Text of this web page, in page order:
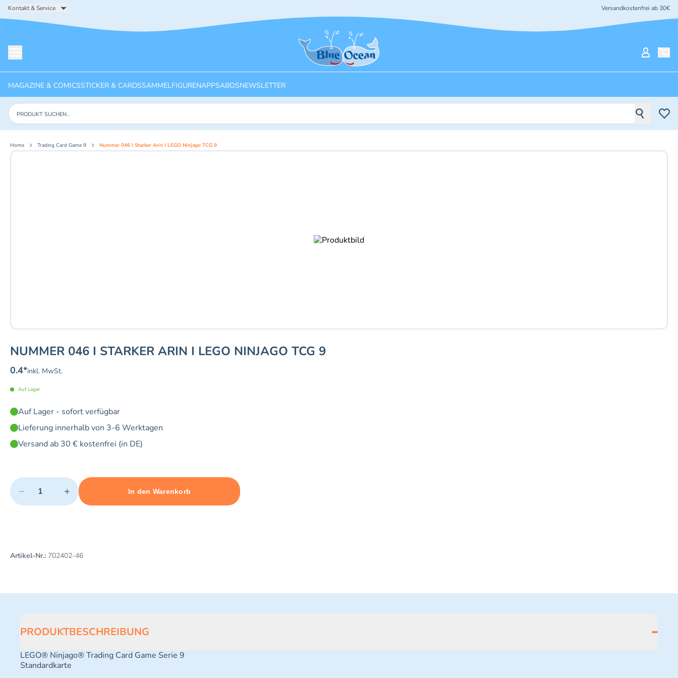
Kontakt & Service Versandkostenfrei ab 30€
Startseite
MAGAZINE & COMICSSTICKER & CARDSSAMMELFIGURENAPPSABOSNEWSLETTER
Produkte suchen
Home Trading Card Game 9 Nummer 046 I Starker Arin I LEGO Ninjago TCG 9
NUMMER 046 I STARKER ARIN I LEGO NINJAGO TCG 9
0.4*inkl. MwSt.
Auf Lager
Auf Lager - sofort verfügbar
Lieferung innerhalb von 3-6 Werktagen
Versand ab 30 € kostenfrei (in DE)
Quantity
− +
Minimum quantity: 1 Maximum quantity: 3
In den Warenkorb
Add 1 item to cart
Artikel-Nr.: 702402-46
PRODUKTBESCHREIBUNG
LEGO® Ninjago® Trading Card Game Serie 9
Standardkarte